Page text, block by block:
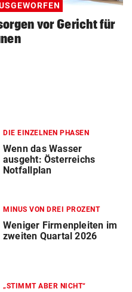
vor Gericht für
DIE EINZELNEN PHASEN
Wenn das Wasser
ausgeht: Österreichs
Notfallplan
MINUS VON DREI PROZENT
Weniger Firmenpleiten im
zweiten Quartal 2026
„STIMMT ABER NICHT“